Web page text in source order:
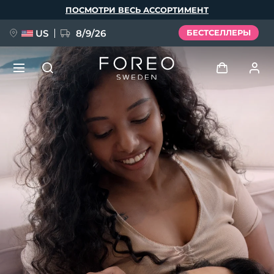
ПОСМОТРИ ВЕСЬ АССОРТИМЕНТ
US 8/9/26 БЕСТСЕЛЛЕРЫ
Профиль пользователя
Мои приборы
Мои заказы
Мои адреса
Мои подписки
НОВИНКА
FAQ™ Pure Beauty-Tech Elixir
BREAKING NEWS
issa™ Teeth Whitening Set
Язык
English Deutsch
Español
Français
Italiano
Português
Polski
Svenska
Русский
Türkçe
简体中文 繁體中文